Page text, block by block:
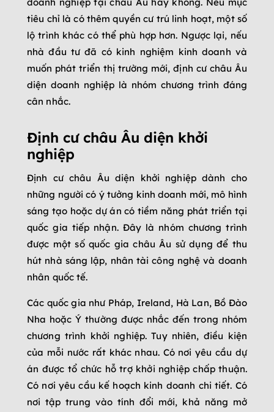
tiêu chỉ là có thêm quyền cư trú linh hoạt, một số
lộ trình khác có thể phù hợp hơn. Ngược lại, nếu
nhà đầu tư đã có kinh nghiệm kinh doanh và
muốn phát triển thị trường mới, định cư châu Âu
diện doanh nghiệp là nhóm chương trình đáng
cân nhắc.
Định cư châu Âu diện khởi
nghiệp
Định cư châu Âu diện khởi nghiệp dành cho
những người có ý tưởng kinh doanh mới, mô hình
sáng tạo hoặc dự án có tiềm năng phát triển tại
quốc gia tiếp nhận. Đây là nhóm chương trình
được một số quốc gia châu Âu sử dụng để thu
hút nhà sáng lập, nhân tài công nghệ và doanh
nhân quốc tế.
Các quốc gia như Pháp, Ireland, Hà Lan, Bồ Đào
Nha hoặc Ý thường được nhắc đến trong nhóm
chương trình khởi nghiệp. Tuy nhiên, điều kiện
của mỗi nước rất khác nhau. Có nơi yêu cầu dự
án được tổ chức hỗ trợ khởi nghiệp chấp thuận.
Có nơi yêu cầu kế hoạch kinh doanh chi tiết. Có
nơi tập trung vào tính đổi mới, khả năng mở